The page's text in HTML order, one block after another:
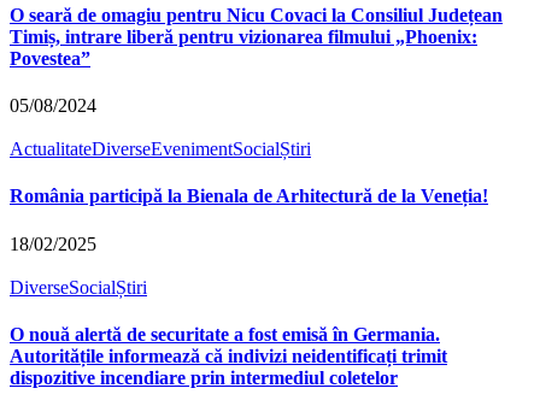
O seară de omagiu pentru Nicu Covaci la Consiliul Județean
Timiș, intrare liberă pentru vizionarea filmului „Phoenix:
Povestea”
05/08/2024
ActualitateDiverseEvenimentSocialȘtiri
România participă la Bienala de Arhitectură de la Veneția!
18/02/2025
DiverseSocialȘtiri
O nouă alertă de securitate a fost emisă în Germania.
Autoritățile informează că indivizi neidentificați trimit
dispozitive incendiare prin intermediul coletelor